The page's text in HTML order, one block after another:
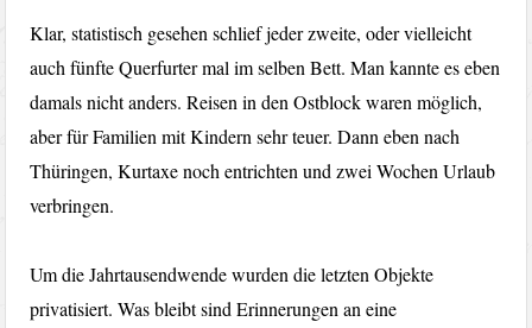
Klar, statistisch gesehen schlief jeder zweite, oder vielleicht
auch fünfte Querfurter mal im selben Bett. Man kannte es eben
damals nicht anders. Reisen in den Ostblock waren möglich,
aber für Familien mit Kindern sehr teuer. Dann eben nach
Thüringen, Kurtaxe noch entrichten und zwei Wochen Urlaub
verbringen.
Um die Jahrtausendwende wurden die letzten Objekte
privatisiert. Was bleibt sind Erinnerungen an eine